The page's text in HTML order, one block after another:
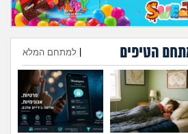
יוקר המחיה
גאווה
הטיפים למתחם המלא
הוספת טיפ